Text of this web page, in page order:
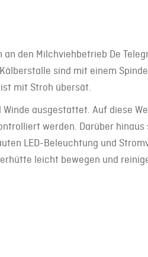
den Milchviehbetrieb De
sind mit einem
mit Stroh übersät.
ausgestattet. Auf diese
werden. Darüber
LED-Beleuchtung und
leicht bewegen und